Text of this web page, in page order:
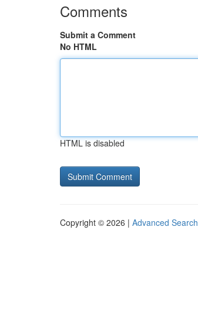
Comments
Submit a Comment
No HTML
HTML is disabled
Copyright © 2026 | Advanced Search